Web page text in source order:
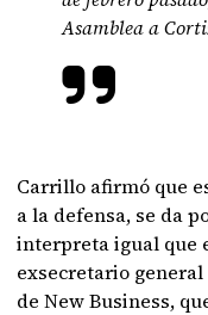
Asamblea a
Carrillo afirmó que
a la defensa, se da
interpreta igual que
exsecretario
de New Business,